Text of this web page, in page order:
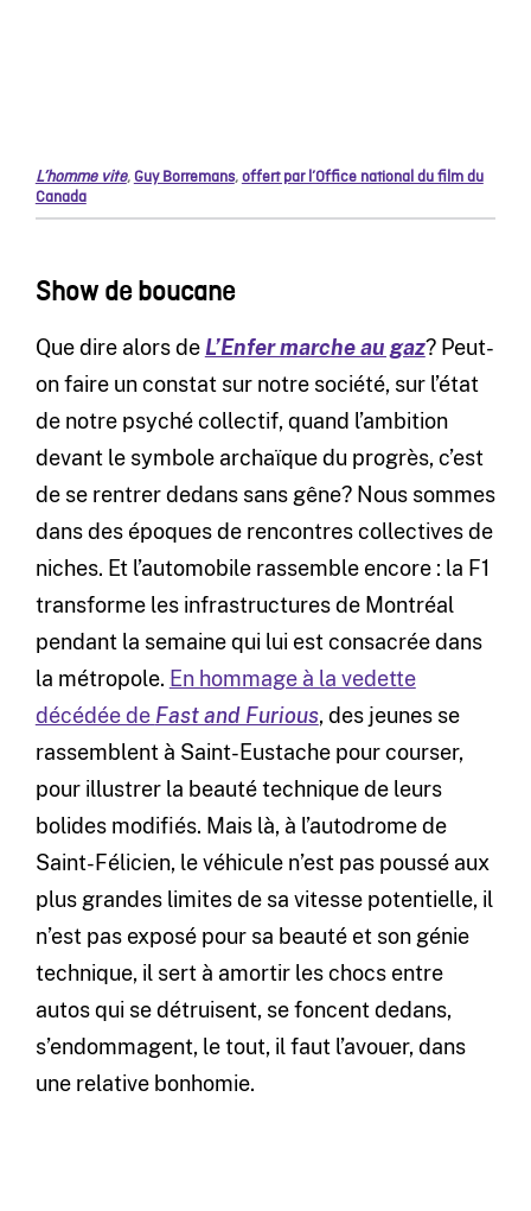
L’homme vite, Guy Borremans,offert par l’Office national du film du
Canada
Show de boucane
Que dire alors de L’Enfer marche au gaz? Peut-
on faire un constat sur notre société, sur l’état
de notre psyché collectif, quand l’ambition
devant le symbole archaïque du progrès, c’est
de se rentrer dedans sans gêne? Nous sommes
dans des époques de rencontres collectives de
niches. Et l’automobile rassemble encore : la F1
transforme les infrastructures de Montréal
pendant la semaine qui lui est consacrée dans
la métropole. En hommage à la vedette
décédée de Fast and Furious, des jeunes se
rassemblent à Saint-Eustache pour courser,
pour illustrer la beauté technique de leurs
bolides modifiés. Mais là, à l’autodrome de
Saint-Félicien, le véhicule n’est pas poussé aux
plus grandes limites de sa vitesse potentielle, il
n’est pas exposé pour sa beauté et son génie
technique, il sert à amortir les chocs entre
autos qui se détruisent, se foncent dedans,
s’endommagent, le tout, il faut l’avouer, dans
une relative bonhomie.